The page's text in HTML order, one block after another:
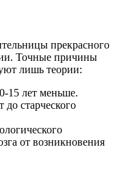
прекрасного
Точные причины
лишь теории:
15 лет меньше.
старческого
от возникновения